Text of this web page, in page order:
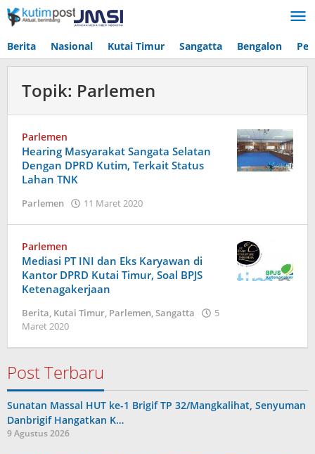
Lewati
ke
Berita Nasional Kutai Timur Sangatta Bengalon
Topik: Parlemen
Parlemen
Hearing Masyarakat Sangata Selatan
Dengan DPRD Kutim, Terkait Status
Lahan TNK
Parlemen 11 Maret 2020
Parlemen
Mediasi PT INI dan Eks Karyawan di
Kantor DPRD Kutai Timur, Soal BPJS
Ketenagakerjaan
Berita, Kutai Timur, Parlemen,Sangatta
5
Maret 2020
Post Terbaru
Sunatan Massal HUT ke-1 Brigif TP 32/Mangkalihat, Senyuman
Danbrigif Hangatkan K…
9 Agustus 2026